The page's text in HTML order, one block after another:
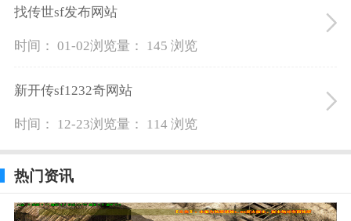
找传世sf发布网站
时间： 01-02浏览量： 145 浏览
新开传sf1232奇网站
时间： 12-23浏览量： 114 浏览
热门资讯